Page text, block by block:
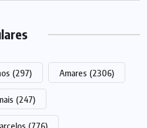
(297) Amares (2306)
(247)
(776)